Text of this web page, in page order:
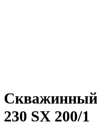
Скважинный
230 SX 200/1